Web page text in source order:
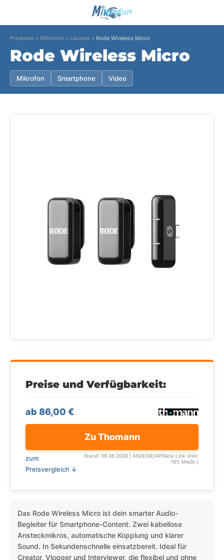
Produkte » Mikrofon » Lavalier » Rode Wireless Micro
Rode Wireless Micro
Mikrofon Smartphone Video
Preise und Verfügbarkeit:
ab 86,00 €
Zu Thomann
zum
Preisvergleich ↓
Stand: 09.08.2026 | ANZEIGE/Affiliate Link (inkl.
19% MwSt.)
Das Rode Wireless Micro ist dein smarter Audio-
Begleiter für Smartphone-Content. Zwei kabellose
Ansteckmikros, automatische Kopplung und klarer
Sound. In Sekundenschnelle einsatzbereit. Ideal für
Creator, Vlogger und Interviewer, die flexibel und ohne